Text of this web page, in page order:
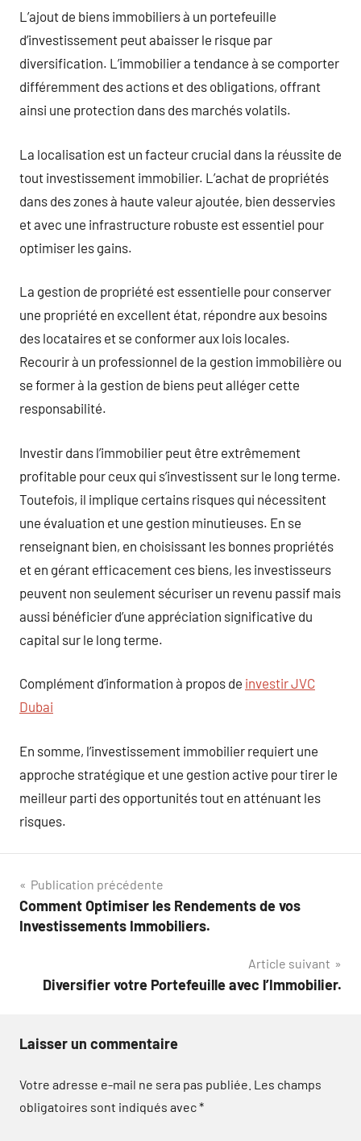
L’ajout de biens immobiliers à un portefeuille
d’investissement peut abaisser le risque par
diversification. L’immobilier a tendance à se comporter
différemment des actions et des obligations, offrant
ainsi une protection dans des marchés volatils.
La localisation est un facteur crucial dans la réussite de
tout investissement immobilier. L’achat de propriétés
dans des zones à haute valeur ajoutée, bien desservies
et avec une infrastructure robuste est essentiel pour
optimiser les gains.
La gestion de propriété est essentielle pour conserver
une propriété en excellent état, répondre aux besoins
des locataires et se conformer aux lois locales.
Recourir à un professionnel de la gestion immobilière ou
se former à la gestion de biens peut alléger cette
responsabilité.
Investir dans l’immobilier peut être extrêmement
profitable pour ceux qui s’investissent sur le long terme.
Toutefois, il implique certains risques qui nécessitent
une évaluation et une gestion minutieuses. En se
renseignant bien, en choisissant les bonnes propriétés
et en gérant efficacement ces biens, les investisseurs
peuvent non seulement sécuriser un revenu passif mais
aussi bénéficier d’une appréciation significative du
capital sur le long terme.
Complément d’information à propos de investir JVC
Dubai
En somme, l’investissement immobilier requiert une
approche stratégique et une gestion active pour tirer le
meilleur parti des opportunités tout en atténuant les
risques.
Navigation
de
Publication précédente
Comment Optimiser les Rendements de vos
Investissements Immobiliers.
Article suivant
Diversifier votre Portefeuille avec l’Immobilier.
Laisser un commentaire
Votre adresse e-mail ne sera pas publiée. Les champs
obligatoires sont indiqués avec*